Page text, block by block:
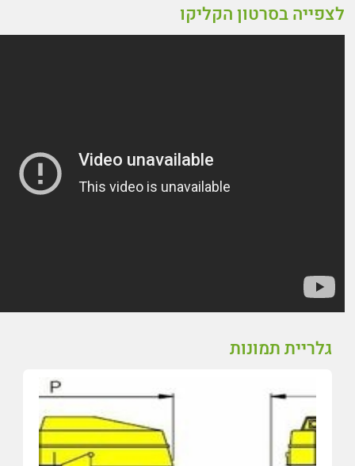
לצפייה בסרטון הקליקו
גלריית תמונות